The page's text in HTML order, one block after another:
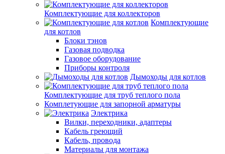
Комплектующие для коллекторов
Комплектующие
для котлов
Блоки тэнов
Газовая подводка
Газовое оборудование
Приборы контроля
Дымоходы для котлов
Комплектующие для труб теплого пола
Комплетующие для запорной арматуры
Электрика
Вилки, переходники, адаптеры
Кабель греющий
Кабель, провода
Материалы для монтажа